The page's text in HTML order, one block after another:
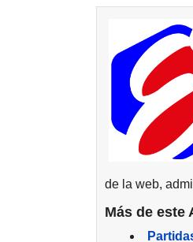
de la web,
Más de este